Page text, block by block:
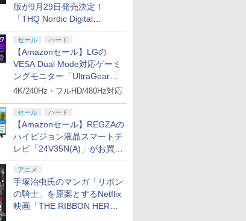
版が9月29日発売決定！
「THQ Nordic Digital
Showcase 2026」まとめ
セール ハード
【Amazonセール】LGの
VESA Dual Mode対応ゲーミ
ングモニター「UltraGear
27G850A-B」がお買い得！
4K/240Hz・フルHD/480Hz対応
セール ハード
【Amazonセール】REGZAの
ハイビジョン液晶スマートテ
レビ「24V35N(A)」がお買い
得！
アニメ
手塚治虫氏のマンガ「リボン
の騎士」を原案とするNetflix
映画「THE RIBBON HERO